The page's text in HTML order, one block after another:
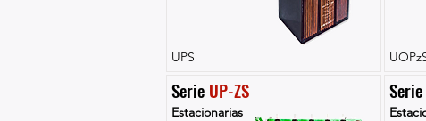
UPS
Serie UP-ZS
Estacionarias
Serie